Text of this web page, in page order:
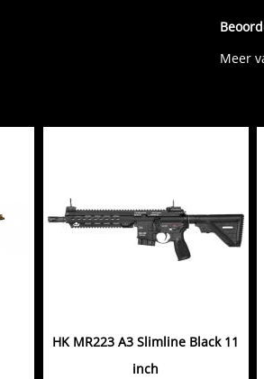
Meer
HK MR223 A3 Slimline Black 11
inch